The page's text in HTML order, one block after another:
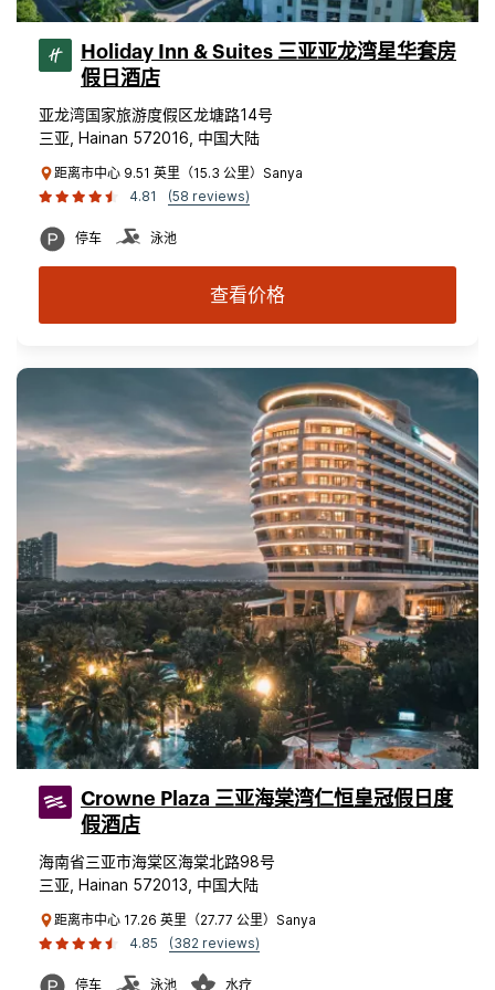
Holiday Inn & Suites 三亚亚龙湾星华套房
假日酒店
亚龙湾国家旅游度假区龙塘路14号
三亚, Hainan 572016, 中国大陆
距离市中心 9.51 英里（15.3 公里）Sanya
4.81
(58 reviews)
停车 泳池
查看价格
Crowne Plaza 三亚海棠湾仁恒皇冠假日度
假酒店
海南省三亚市海棠区海棠北路98号
三亚, Hainan 572013, 中国大陆
距离市中心 17.26 英里（27.77 公里）Sanya
4.85
(382 reviews)
停车 泳池 水疗